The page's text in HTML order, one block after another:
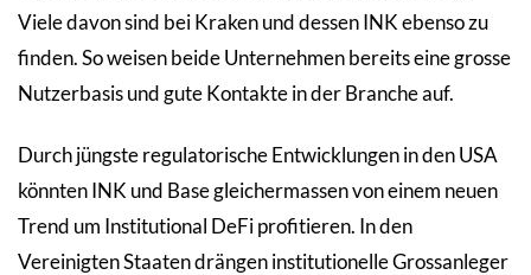
Viele davon sind bei Kraken und dessen INK ebenso zu
finden. So weisen beide Unternehmen bereits eine grosse
Nutzerbasis und gute Kontakte in der Branche auf.
Durch jüngste regulatorische Entwicklungen in den USA
könnten INK und Base gleichermassen von einem neuen
Trend um Institutional DeFi profitieren. In den
Vereinigten Staaten drängen institutionelle Grossanleger